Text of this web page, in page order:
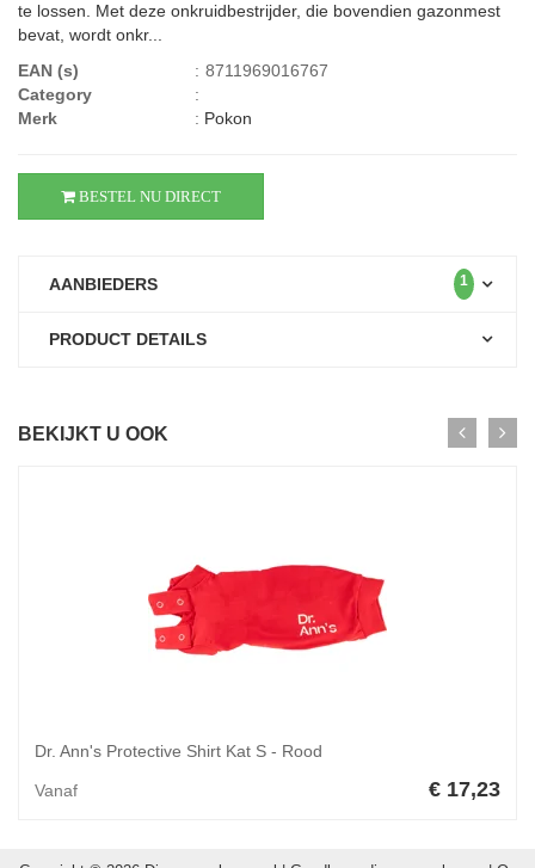
te lossen. Met deze onkruidbestrijder, die bovendien gazonmest
bevat, wordt onkr...
EAN (s)
: 8711969016767
Category
:
Merk
: Pokon
BESTEL NU DIRECT
AANBIEDERS 1
PRODUCT DETAILS
BEKIJKT U OOK
Dr. Ann's Protective Shirt Kat S - Rood
Vanaf € 17,23